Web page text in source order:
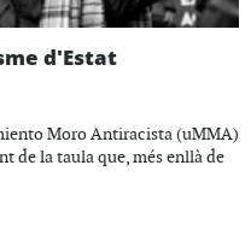
d'Estat
Moro Antiracista (uMMA)
de la taula que, més enllà de